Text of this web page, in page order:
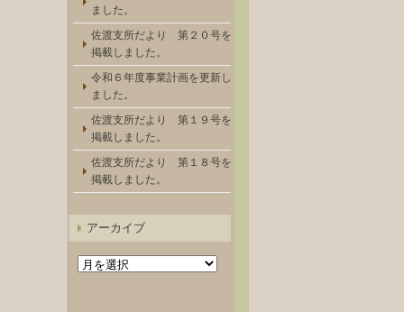
ました。
佐渡支所だより 第２０号を
掲載しました。
令和６年度事業計画を更新し
ました。
佐渡支所だより 第１９号を
掲載しました。
佐渡支所だより 第１８号を
掲載しました。
アーカイブ
ア
ー